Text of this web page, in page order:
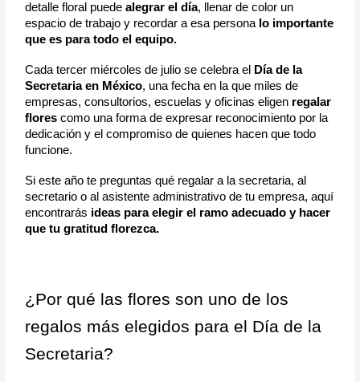
detalle floral puede alegrar el día, llenar de color un
espacio de trabajo y recordar a esa persona lo importante
que es para todo el equipo.
Cada tercer miércoles de julio se celebra el
Día de la
Secretaria en México, una fecha en la que miles de
empresas, consultorios, escuelas y oficinas eligen regalar
flores como una forma de expresar reconocimiento por la
dedicación y el compromiso de quienes hacen que todo
funcione.
Si este año te preguntas qué regalar a la secretaria, al
secretario o al asistente administrativo de tu empresa, aquí
encontrarás ideas para elegir el ramo adecuado y hacer
que tu gratitud florezca.
¿Por qué las flores son uno de los
regalos más elegidos para el Día de la
Secretaria?